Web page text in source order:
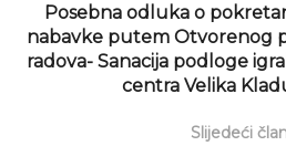
Posebna odluka o
nabavke putem Otvorenog
radova- Sanacija podloge
centra Velika
Slijedeći